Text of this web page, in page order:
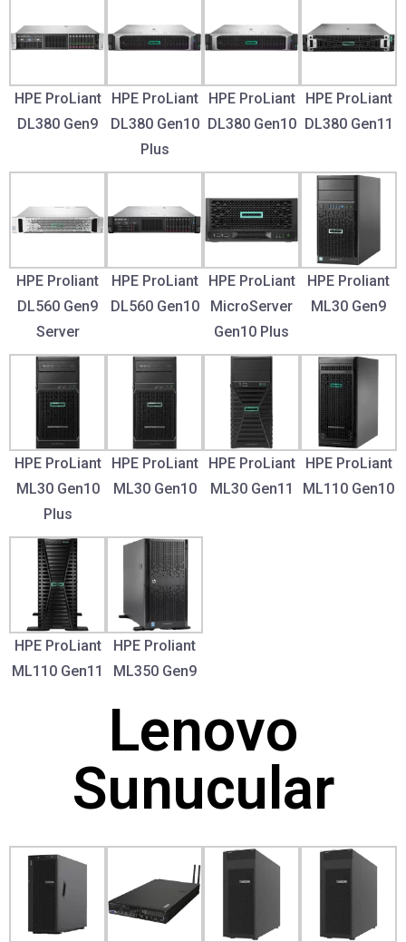
HPE ProLiant
DL380 Gen9
HPE ProLiant
DL380 Gen10
Plus
HPE ProLiant
DL380 Gen10
HPE ProLiant
DL380 Gen11
HPE Proliant
DL560 Gen9
Server
HPE ProLiant
DL560 Gen10
HPE ProLiant
MicroServer
Gen10 Plus
HPE Proliant
ML30 Gen9
HPE ProLiant
ML30 Gen10
Plus
HPE ProLiant
ML30 Gen10
HPE ProLiant
ML30 Gen11
HPE ProLiant
ML110 Gen10
HPE ProLiant
ML110 Gen11
HPE Proliant
ML350 Gen9
Lenovo
Sunucular